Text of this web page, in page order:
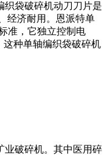
织袋破碎机动刀刀片是
经济耐用。恩派特单
准，它独立控制电
这种单轴编织袋破碎机
业破碎机。其中医用碎